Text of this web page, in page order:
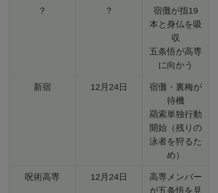
？ ？
宿儺が指19
本と身仏を吸
収
五条悟が高専
に向かう
新宿 12月24日
宿儺・裏梅が
待機
羂索単独行動
開始（残りの
泳者を狩るた
め）
呪術高専 12月24日
高専メンバー
が五条悟を見